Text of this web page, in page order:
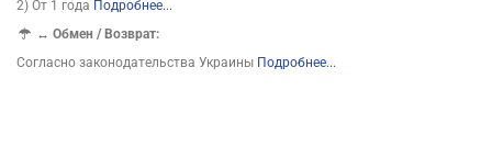
2) От 1 года Подробнее...
↔Обмен / Возврат:
Согласно законодательства Украины Подробнее...